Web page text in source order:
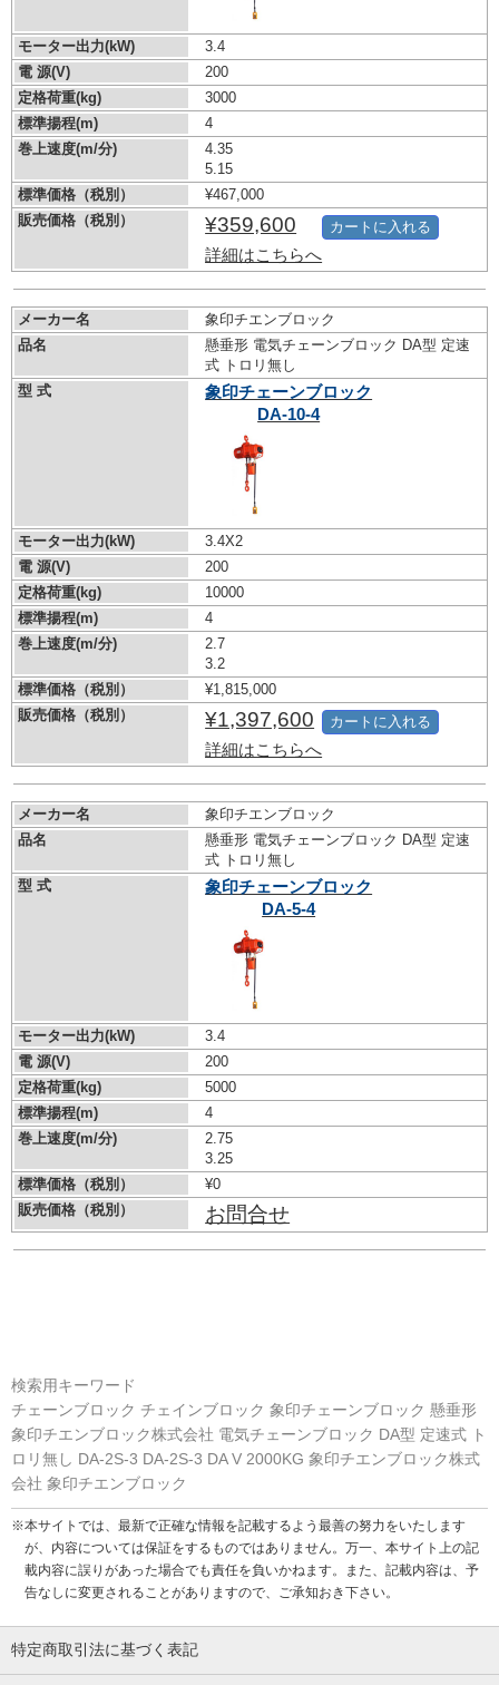
モーター出力(kW)
3.4
電 源(V)
200
定格荷重(kg)
3000
標準揚程(m)
4
巻上速度(m/分)
4.35
5.15
標準価格（税別）
¥467,000
販売価格（税別）
¥359,600
詳細はこちらへ
カートに入れる
メーカー名
象印チエンブロック
品名
懸垂形 電気チェーンブロック DA型 定速
式 トロリ無し
型 式
象印チェーンブロック
DA-10-4
モーター出力(kW)
3.4X2
電 源(V)
200
定格荷重(kg)
10000
標準揚程(m)
4
巻上速度(m/分)
2.7
3.2
標準価格（税別）
¥1,815,000
販売価格（税別）
¥1,397,600
詳細はこちらへ
カートに入れる
メーカー名
象印チエンブロック
品名
懸垂形 電気チェーンブロック DA型 定速
式 トロリ無し
型 式
象印チェーンブロック
DA-5-4
モーター出力(kW)
3.4
電 源(V)
200
定格荷重(kg)
5000
標準揚程(m)
4
巻上速度(m/分)
2.75
3.25
標準価格（税別）
¥0
販売価格（税別）
お問合せ
検索用キーワード
チェーンブロック チェインブロック 象印チェーンブロック 懸垂形
象印チエンブロック株式会社 電気チェーンブロック DA型 定速式 ト
ロリ無し DA-2S-3 DA-2S-3 DA V 2000KG 象印チエンブロック株式
会社 象印チエンブロック
※本サイトでは、最新で正確な情報を記載するよう最善の努力をいたします
が、内容については保証をするものではありません。万一、本サイト上の記
載内容に誤りがあった場合でも責任を負いかねます。また、記載内容は、予
告なしに変更されることがありますので、ご承知おき下さい。
特定商取引法に基づく表記